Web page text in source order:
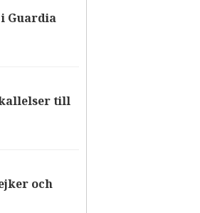
Guardia
till
och